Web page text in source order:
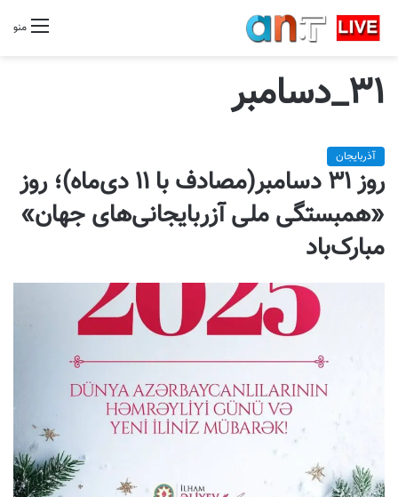
منو
۳۱_دسامبر
آذربایجان
روز ۳۱ دسامبر(مصادف با ۱۱ دی‌ماه)؛ روز
«همبستگی ملی آزربایجانی‌های جهان»
مبارک‌باد